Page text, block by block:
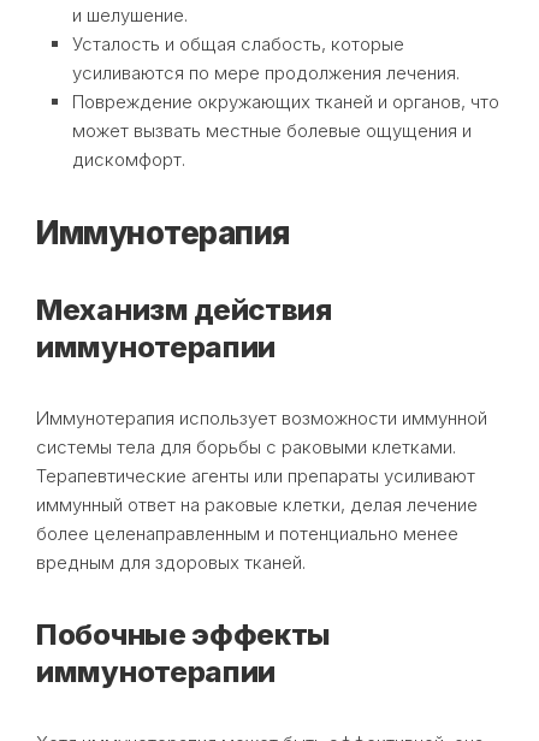
и шелушение.
Усталость и общая слабость, которые
усиливаются по мере продолжения лечения.
Повреждение окружающих тканей и органов, что
может вызвать местные болевые ощущения и
дискомфорт.
Иммунотерапия
Механизм действия
иммунотерапии
Иммунотерапия использует возможности иммунной
системы тела для борьбы с раковыми клетками.
Терапевтические агенты или препараты усиливают
иммунный ответ на раковые клетки, делая лечение
более целенаправленным и потенциально менее
вредным для здоровых тканей.
Побочные эффекты
иммунотерапии